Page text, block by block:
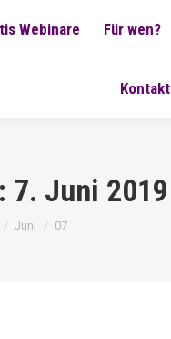
Webinare Für wen?
Kontakt
7. Juni 2019
Juni 07